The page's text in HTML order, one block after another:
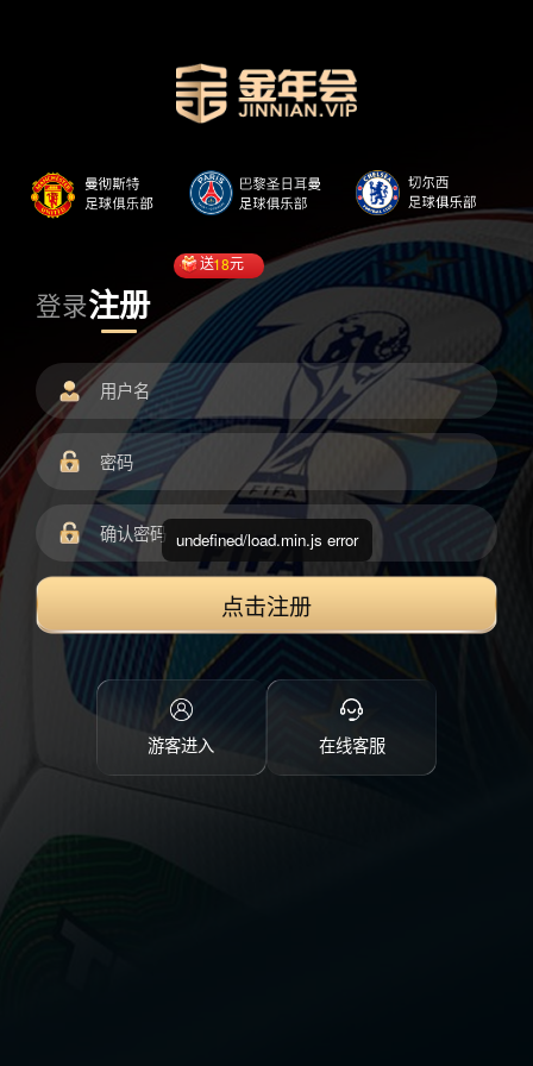
登录注册
送18元
点击注册
游客进入 在线客服
undefined/load.min.js error